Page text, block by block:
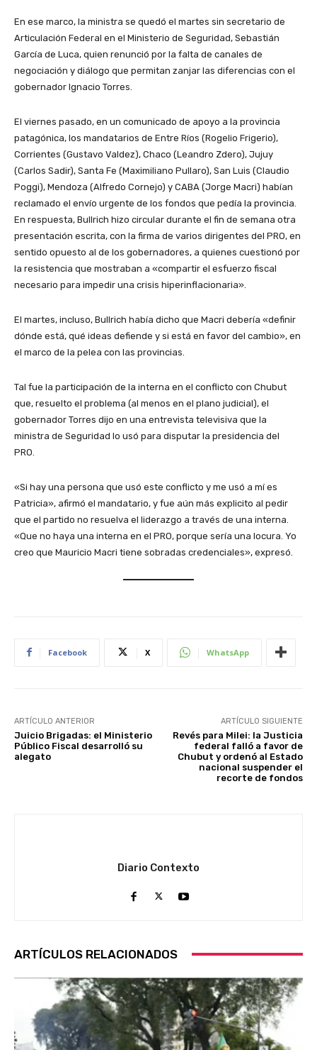
En ese marco, la ministra se quedó el martes sin secretario de
Articulación Federal en el Ministerio de Seguridad, Sebastián
García de Luca, quien renunció por la falta de canales de
negociación y diálogo que permitan zanjar las diferencias con el
gobernador Ignacio Torres.
El viernes pasado, en un comunicado de apoyo a la provincia
patagónica, los mandatarios de Entre Ríos (Rogelio Frigerio),
Corrientes (Gustavo Valdez), Chaco (Leandro Zdero), Jujuy
(Carlos Sadir), Santa Fe (Maximiliano Pullaro), San Luis (Claudio
Poggi), Mendoza (Alfredo Cornejo) y CABA (Jorge Macri) habían
reclamado el envío urgente de los fondos que pedía la provincia.
En respuesta, Bullrich hizo circular durante el fin de semana otra
presentación escrita, con la firma de varios dirigentes del PRO, en
sentido opuesto al de los gobernadores, a quienes cuestionó por
la resistencia que mostraban a «compartir el esfuerzo fiscal
necesario para impedir una crisis hiperinflacionaria».
El martes, incluso, Bullrich había dicho que Macri debería «definir
dónde está, qué ideas defiende y si está en favor del cambio», en
el marco de la pelea con las provincias.
Tal fue la participación de la interna en el conflicto con Chubut
que, resuelto el problema (al menos en el plano judicial), el
gobernador Torres dijo en una entrevista televisiva que la
ministra de Seguridad lo usó para disputar la presidencia del
PRO.
«Si hay una persona que usó este conflicto y me usó a mí es
Patricia», afirmó el mandatario, y fue aún más explicito al pedir
que el partido no resuelva el liderazgo a través de una interna.
«Que no haya una interna en el PRO, porque sería una locura. Yo
creo que Mauricio Macri tiene sobradas credenciales», expresó.
Facebook X WhatsApp
ARTÍCULO ANTERIOR
Juicio Brigadas: el Ministerio
Público Fiscal desarrolló su
alegato
ARTÍCULO SIGUIENTE
Revés para Milei: la Justicia
federal falló a favor de
Chubut y ordenó al Estado
nacional suspender el
recorte de fondos
Diario Contexto
ARTÍCULOS RELACIONADOS